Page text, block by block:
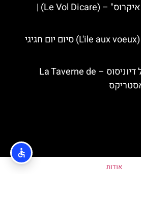
רכבת ההרים "טיסת איקרוס" – (Le Vol Dicare) |
מופע: אי המשאלות (L'ile aux voeux) סיום יום חגיגי
מסעדת "הטברנה של דיוניסוס – La Taverne de
אודות